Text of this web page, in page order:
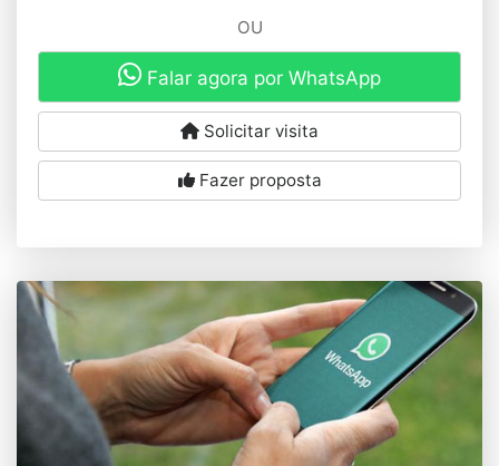
OU
Falar agora por WhatsApp
Solicitar visita
Fazer proposta